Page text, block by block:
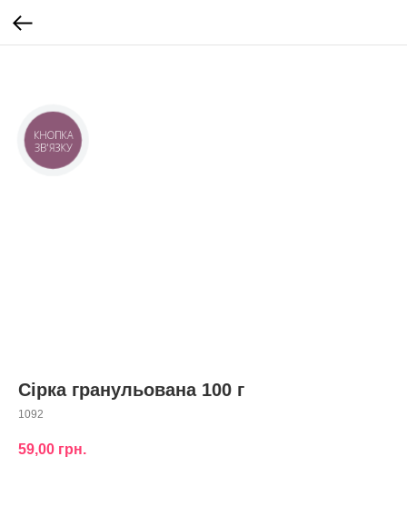
Сірка гранульована 100 г
1092
59,00 грн.
КНОПКА
ЗВ'ЯЗКУ